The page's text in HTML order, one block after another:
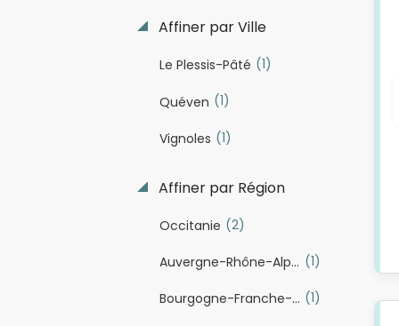
Affiner par Ville
Le Plessis-Pâté (1)
Quéven (1)
Vignoles (1)
Affiner par Région
Occitanie (2)
Auvergne-Rhône-Alpes (1)
Bourgogne-Franche-Comté (1)